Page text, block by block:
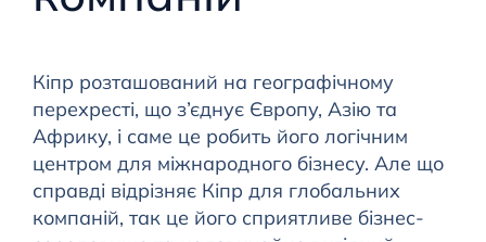
Кіпр розташований на географічному
перехресті, що з’єднує Європу, Азію та
Африку, і саме це робить його логічним
центром для міжнародного бізнесу. Але що
справді відрізняє Кіпр для глобальних
компаній, так це його сприятливе бізнес-